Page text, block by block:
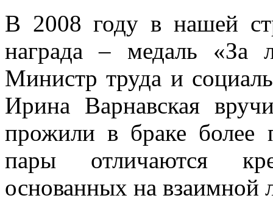
В 2008 году в нашей
награда – медаль «За
Министр труда и
Ирина Варнавская
прожили в браке более
пары отличаются
основанных на взаимной